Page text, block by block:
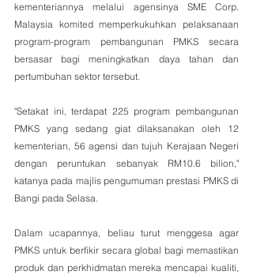
kementeriannya melalui agensinya SME Corp.
Malaysia komited memperkukuhkan pelaksanaan
program-program pembangunan PMKS secara
bersasar bagi meningkatkan daya tahan dan
pertumbuhan sektor tersebut.
"Setakat ini, terdapat 225 program pembangunan
PMKS yang sedang giat dilaksanakan oleh 12
kementerian, 56 agensi dan tujuh Kerajaan Negeri
dengan peruntukan sebanyak RM10.6 bilion,"
katanya pada majlis pengumuman prestasi PMKS di
Bangi pada Selasa.
Dalam ucapannya, beliau turut menggesa agar
PMKS untuk berfikir secara global bagi memastikan
produk dan perkhidmatan mereka mencapai kualiti,